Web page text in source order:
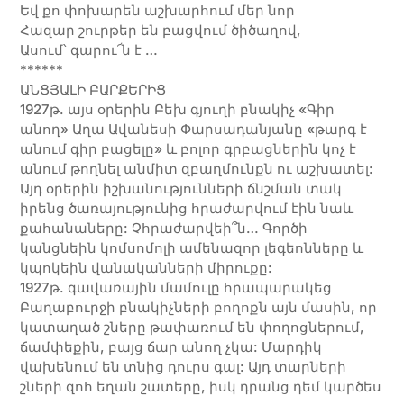
Եվ քո փոխարեն աշխարհում մեր նոր
Հազար շուրթեր են բացվում ծիծաղով,
Ասում՝ գարու՜ն է …
******
ԱՆՑՅԱԼԻ ԲԱՐՔԵՐԻՑ
1927թ. այս օրերին Բեխ գյուղի բնակիչ «Գիր
անող» Աղա Ավանեսի Փարսադանյանը «թարգ է
անում գիր բացելը» և բոլոր գրբացներին կոչ է
անում թողնել անմիտ զբաղմունքն ու աշխատել:
Այդ օրերին իշխանությունների ճնշման տակ
իրենց ծառայությունից հրաժարվում էին նաև
քահանաները: Չհրաժարվեի՞ն… Գործի
կանցնեին կոմսոմոլի ամենազոր լեգեոնները և
կպոկեին վանականների միրուքը:
1927թ. գավառային մամուլը հրապարակեց
Բաղաբուրջի բնակիչների բողոքն այն մասին, որ
կատաղած շները թափառում են փողոցներում,
ճամփեքին, բայց ճար անող չկա: Մարդիկ
վախենում են տնից դուրս գալ: Այդ տարների
շների զոհ եղան շատերը, իսկ դրանց դեմ կարծես